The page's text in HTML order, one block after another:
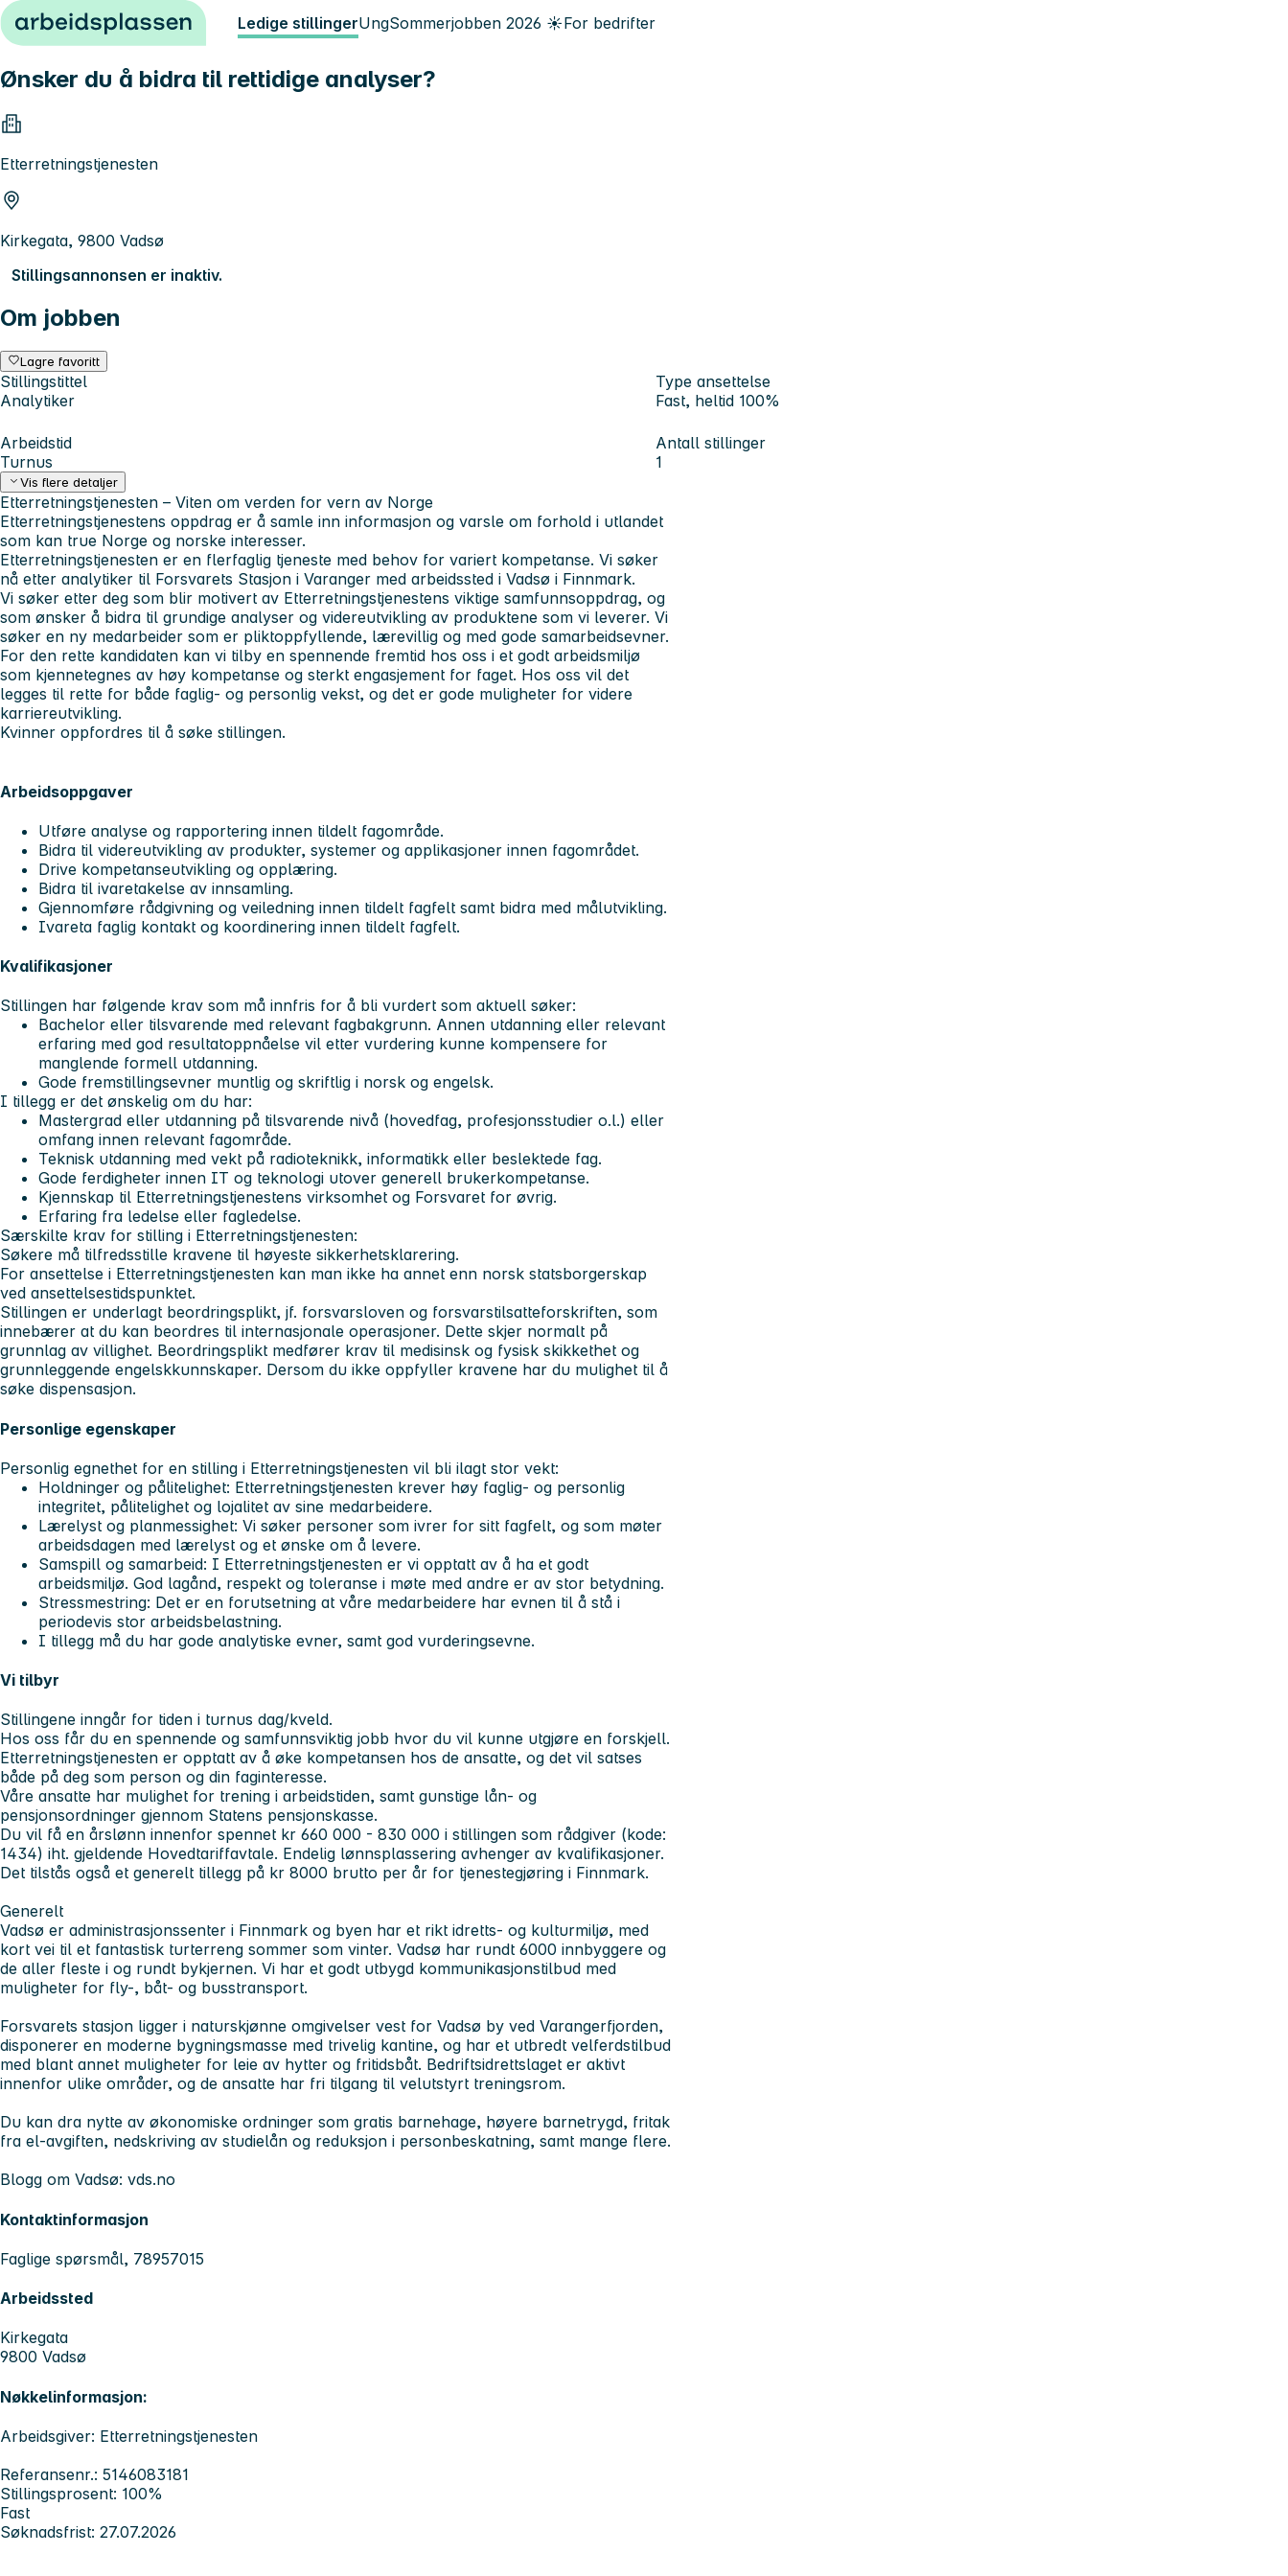
Hopp til innhold Ledige stillingerUngSommerjobben 2026 ☀️For bedrifter
Ønsker du å bidra til rettidige analyser?
Etterretningstjenesten
Kirkegata, 9800 Vadsø
Stillingsannonsen er inaktiv.
Om jobben
Lagre favoritt
Stillingstittel
Analytiker
Type ansettelse
Fast, heltid 100%
Arbeidstid
Turnus
Antall stillinger
1
Vis flere detaljer
Etterretningstjenesten – Viten om verden for vern av Norge
Etterretningstjenestens oppdrag er å samle inn informasjon og varsle om forhold i utlandet
som kan true Norge og norske interesser.
Etterretningstjenesten er en flerfaglig tjeneste med behov for variert kompetanse. Vi søker
nå etter analytiker til Forsvarets Stasjon i Varanger med arbeidssted i Vadsø i Finnmark.
Vi søker etter deg som blir motivert av Etterretningstjenestens viktige samfunnsoppdrag, og
som ønsker å bidra til grundige analyser og videreutvikling av produktene som vi leverer. Vi
søker en ny medarbeider som er pliktoppfyllende, lærevillig og med gode samarbeidsevner.
For den rette kandidaten kan vi tilby en spennende fremtid hos oss i et godt arbeidsmiljø
som kjennetegnes av høy kompetanse og sterkt engasjement for faget. Hos oss vil det
legges til rette for både faglig- og personlig vekst, og det er gode muligheter for videre
karriereutvikling.
Kvinner oppfordres til å søke stillingen.
Arbeidsoppgaver
Utføre analyse og rapportering innen tildelt fagområde.
Bidra til videreutvikling av produkter, systemer og applikasjoner innen fagområdet.
Drive kompetanseutvikling og opplæring.
Bidra til ivaretakelse av innsamling.
Gjennomføre rådgivning og veiledning innen tildelt fagfelt samt bidra med målutvikling.
Ivareta faglig kontakt og koordinering innen tildelt fagfelt.
Kvalifikasjoner
Stillingen har følgende krav som må innfris for å bli vurdert som aktuell søker:
Bachelor eller tilsvarende med relevant fagbakgrunn. Annen utdanning eller relevant
erfaring med god resultatoppnåelse vil etter vurdering kunne kompensere for
manglende formell utdanning.
Gode fremstillingsevner muntlig og skriftlig i norsk og engelsk.
I tillegg er det ønskelig om du har:
Mastergrad eller utdanning på tilsvarende nivå (hovedfag, profesjonsstudier o.l.) eller
omfang innen relevant fagområde.
Teknisk utdanning med vekt på radioteknikk, informatikk eller beslektede fag.
Gode ferdigheter innen IT og teknologi utover generell brukerkompetanse.
Kjennskap til Etterretningstjenestens virksomhet og Forsvaret for øvrig.
Erfaring fra ledelse eller fagledelse.
Særskilte krav for stilling i Etterretningstjenesten:
Søkere må tilfredsstille kravene til høyeste sikkerhetsklarering.
For ansettelse i Etterretningstjenesten kan man ikke ha annet enn norsk statsborgerskap
ved ansettelsestidspunktet.
Stillingen er underlagt beordringsplikt, jf. forsvarsloven og forsvarstilsatteforskriften, som
innebærer at du kan beordres til internasjonale operasjoner. Dette skjer normalt på
grunnlag av villighet. Beordringsplikt medfører krav til medisinsk og fysisk skikkethet og
grunnleggende engelskkunnskaper. Dersom du ikke oppfyller kravene har du mulighet til å
søke dispensasjon.
Personlige egenskaper
Personlig egnethet for en stilling i Etterretningstjenesten vil bli ilagt stor vekt:
Holdninger og pålitelighet: Etterretningstjenesten krever høy faglig- og personlig
integritet, pålitelighet og lojalitet av sine medarbeidere.
Lærelyst og planmessighet: Vi søker personer som ivrer for sitt fagfelt, og som møter
arbeidsdagen med lærelyst og et ønske om å levere.
Samspill og samarbeid: I Etterretningstjenesten er vi opptatt av å ha et godt
arbeidsmiljø. God lagånd, respekt og toleranse i møte med andre er av stor betydning.
Stressmestring: Det er en forutsetning at våre medarbeidere har evnen til å stå i
periodevis stor arbeidsbelastning.
I tillegg må du har gode analytiske evner, samt god vurderingsevne.
Vi tilbyr
Stillingene inngår for tiden i turnus dag/kveld.
Hos oss får du en spennende og samfunnsviktig jobb hvor du vil kunne utgjøre en forskjell.
Etterretningstjenesten er opptatt av å øke kompetansen hos de ansatte, og det vil satses
både på deg som person og din faginteresse.
Våre ansatte har mulighet for trening i arbeidstiden, samt gunstige lån- og
pensjonsordninger gjennom Statens pensjonskasse.
Du vil få en årslønn innenfor spennet kr 660 000 - 830 000 i stillingen som rådgiver (kode:
1434) iht. gjeldende Hovedtariffavtale. Endelig lønnsplassering avhenger av kvalifikasjoner.
Det tilstås også et generelt tillegg på kr 8000 brutto per år for tjenestegjøring i Finnmark.
Generelt
Vadsø er administrasjonssenter i Finnmark og byen har et rikt idretts- og kulturmiljø, med
kort vei til et fantastisk turterreng sommer som vinter. Vadsø har rundt 6000 innbyggere og
de aller fleste i og rundt bykjernen. Vi har et godt utbygd kommunikasjonstilbud med
muligheter for fly-, båt- og busstransport.
Forsvarets stasjon ligger i naturskjønne omgivelser vest for Vadsø by ved Varangerfjorden,
disponerer en moderne bygningsmasse med trivelig kantine, og har et utbredt velferdstilbud
med blant annet muligheter for leie av hytter og fritidsbåt. Bedriftsidrettslaget er aktivt
innenfor ulike områder, og de ansatte har fri tilgang til velutstyrt treningsrom.
Du kan dra nytte av økonomiske ordninger som gratis barnehage, høyere barnetrygd, fritak
fra el-avgiften, nedskriving av studielån og reduksjon i personbeskatning, samt mange flere.
Blogg om Vadsø: vds.no
Kontaktinformasjon
Faglige spørsmål, 78957015
Arbeidssted
Kirkegata
9800 Vadsø
Nøkkelinformasjon:
Arbeidsgiver: Etterretningstjenesten
Referansenr.: 5146083181
Stillingsprosent: 100%
Fast
Søknadsfrist: 27.07.2026